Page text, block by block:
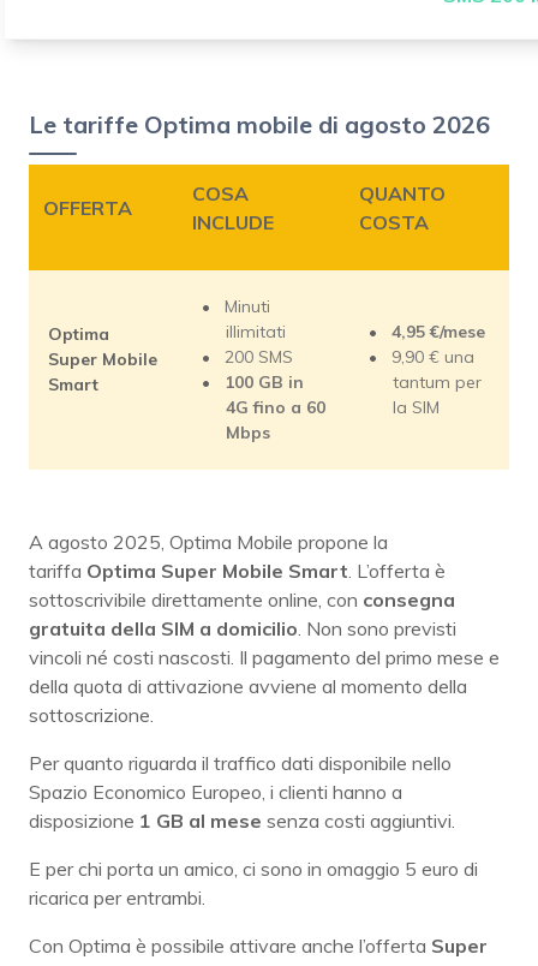
Le tariffe Optima mobile di agosto 2026
OFFERTA
COSA
INCLUDE
QUANTO
COSTA
Optima
Super Mobile
Smart
Minuti
illimitati
200 SMS
100 GB in
4G fino a 60
Mbps
4,95 €/mese
9,90 € una
tantum per
la SIM
A agosto 2025, Optima Mobile propone la
tariffa Optima Super Mobile Smart. L’offerta è
sottoscrivibile direttamente online, con consegna
gratuita della SIM a domicilio. Non sono previsti
vincoli né costi nascosti. Il pagamento del primo mese e
della quota di attivazione avviene al momento della
sottoscrizione.
Per quanto riguarda il traffico dati disponibile nello
Spazio Economico Europeo, i clienti hanno a
disposizione 1 GB al mese senza costi aggiuntivi.
E per chi porta un amico, ci sono in omaggio 5 euro di
ricarica per entrambi.
Con Optima è possibile attivare anche l’offerta Super